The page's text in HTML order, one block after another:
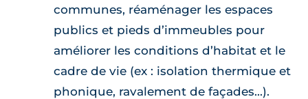
communes, réaménager les espaces
publics et pieds d’immeubles pour
améliorer les conditions d’habitat et le
cadre de vie (ex : isolation thermique et
phonique, ravalement de façades...).